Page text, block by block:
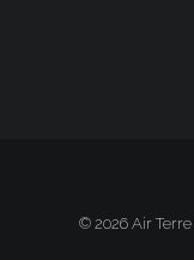
© 2026 Air